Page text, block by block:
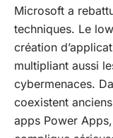
Microsoft a
techniques. Le
création
multipliant aussi
cybermenaces.
coexistent
apps Power